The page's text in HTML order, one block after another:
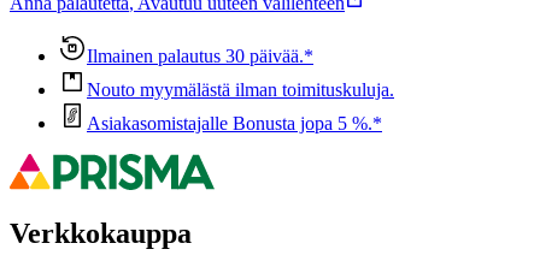
Ilmainen palautus 30 päivää.*
Nouto myymälästä ilman toimituskuluja.
Asiakasomistajalle Bonusta jopa 5 %.*
Verkkokauppa